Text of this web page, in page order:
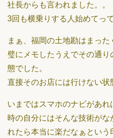
社長からも言われました。。
3回も横乗りする人始めてっ
まぁ、福岡の土地勘はまっ
璧にメモしたうえでその通
態でした。
直接そのお店には行けない状
いまではスマホのナビがあ
時の自分にはそんな技術が
れたら本当に楽だなぁという